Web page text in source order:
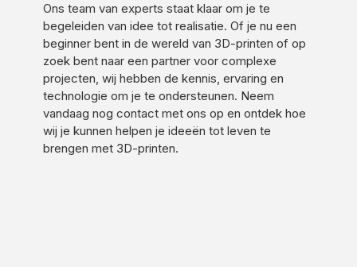
Ons team van experts staat klaar om je te
begeleiden van idee tot realisatie. Of je nu een
beginner bent in de wereld van 3D-printen of op
zoek bent naar een partner voor complexe
projecten, wij hebben de kennis, ervaring en
technologie om je te ondersteunen. Neem
vandaag nog contact met ons op en ontdek hoe
wij je kunnen helpen je ideeën tot leven te
brengen met 3D-printen.